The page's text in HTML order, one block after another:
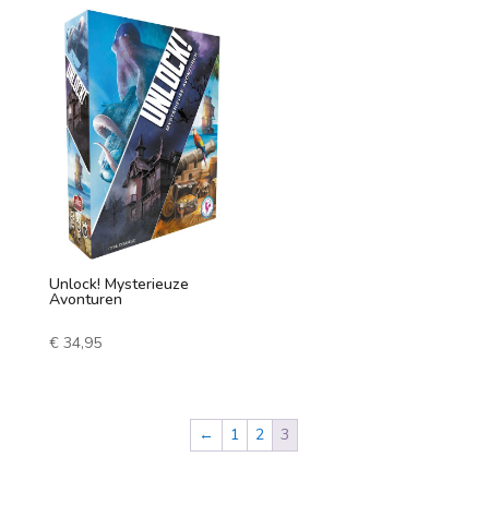
Unlock! Mysterieuze
Avonturen
€34,95
← 1 2 3